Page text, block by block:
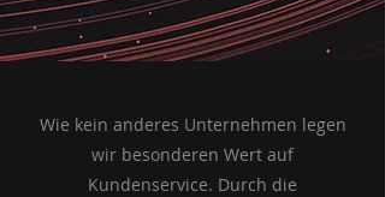
Wie kein anderes Unternehmen legen
wir besonderen Wert auf
Kundenservice. Durch die